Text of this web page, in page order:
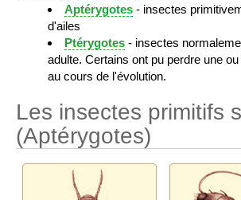
Aptérygotes - insectes
d'ailes
Ptérygotes - insectes
adulte. Certains ont pu perdre une
au cours de l'évolution.
Les insectes primitifs
(Aptérygotes)